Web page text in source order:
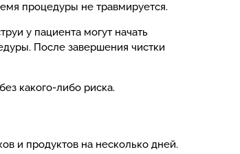
процедуры не травмируется.
у пациента могут начать
После завершения чистки
какого-либо риска.
и продуктов на несколько дней.